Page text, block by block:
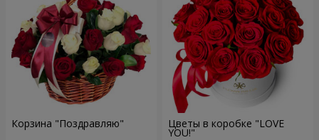
Корзина "Поздравляю" Цветы в коробке "LOVE
YOU!"